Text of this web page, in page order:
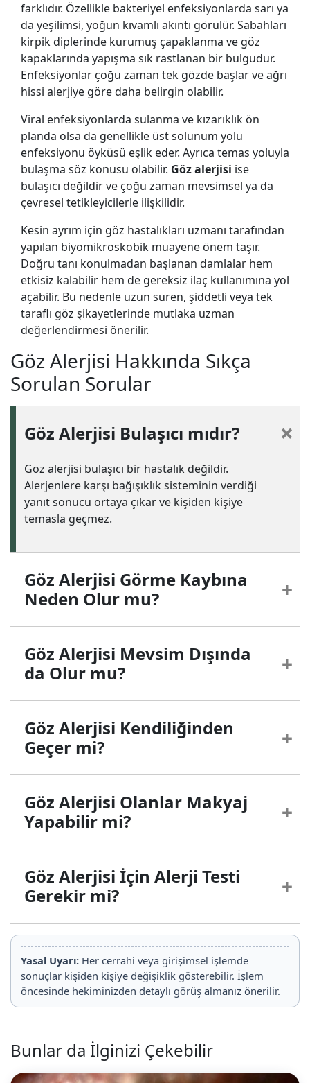
farklıdır. Özellikle bakteriyel enfeksiyonlarda sarı ya
da yeşilimsi, yoğun kıvamlı akıntı görülür. Sabahları
kirpik diplerinde kurumuş çapaklanma ve göz
kapaklarında yapışma sık rastlanan bir bulgudur.
Enfeksiyonlar çoğu zaman tek gözde başlar ve ağrı
hissi alerjiye göre daha belirgin olabilir.
Viral enfeksiyonlarda sulanma ve kızarıklık ön
planda olsa da genellikle üst solunum yolu
enfeksiyonu öyküsü eşlik eder. Ayrıca temas yoluyla
bulaşma söz konusu olabilir. Göz alerjisi ise
bulaşıcı değildir ve çoğu zaman mevsimsel ya da
çevresel tetikleyicilerle ilişkilidir.
Kesin ayrım için göz hastalıkları uzmanı tarafından
yapılan biyomikroskobik muayene önem taşır.
Doğru tanı konulmadan başlanan damlalar hem
etkisiz kalabilir hem de gereksiz ilaç kullanımına yol
açabilir. Bu nedenle uzun süren, şiddetli veya tek
taraflı göz şikayetlerinde mutlaka uzman
değerlendirmesi önerilir.
Göz Alerjisi Hakkında Sıkça
Sorulan Sorular
Göz Alerjisi Bulaşıcı mıdır?
Göz alerjisi bulaşıcı bir hastalık değildir.
Alerjenlere karşı bağışıklık sisteminin verdiği
yanıt sonucu ortaya çıkar ve kişiden kişiye
temasla geçmez.
Göz Alerjisi Görme Kaybına
Neden Olur mu?
Göz Alerjisi Mevsim Dışında
da Olur mu?
Göz Alerjisi Kendiliğinden
Geçer mi?
Göz Alerjisi Olanlar Makyaj
Yapabilir mi?
Göz Alerjisi İçin Alerji Testi
Gerekir mi?
Yasal Uyarı: Her cerrahi veya girişimsel işlemde
sonuçlar kişiden kişiye değişiklik gösterebilir. İşlem
öncesinde hekiminizden detaylı görüş almanız önerilir.
Bunlar da İlginizi Çekebilir